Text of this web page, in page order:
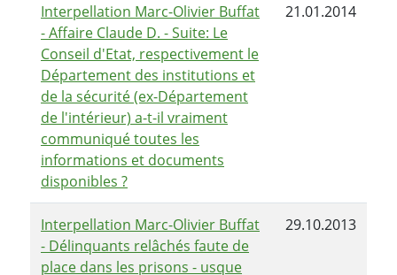
Interpellation Marc-Olivier Buffat
- Affaire Claude D. - Suite: Le
Conseil d'Etat, respectivement le
Département des institutions et
de la sécurité (ex-Département
de l'intérieur) a-t-il vraiment
communiqué toutes les
informations et documents
disponibles ?
21.01.2014
Interpellation Marc-Olivier Buffat
- Délinquants relâchés faute de
place dans les prisons - usque
29.10.2013